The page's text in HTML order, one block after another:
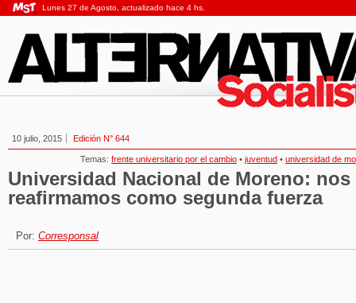
Lunes 27 de Agosto, actualizado hace 4 hs.
10 julio, 2015 Edición N° 644
Temas: frente universitario por el cambio • juventud • universidad de
Universidad Nacional de Moreno: nos
reafirmamos como segunda fuerza
Por: Corresponsal